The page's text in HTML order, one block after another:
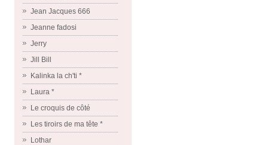
Jean Jacques 666
Jeanne fadosi
Jerry
Jill Bill
Kalinka la ch'ti *
Laura *
Le croquis de côté
Les tiroirs de ma tête *
Lothar